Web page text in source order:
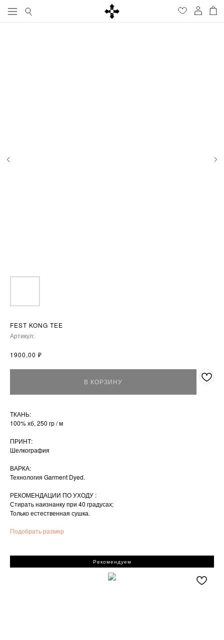
FEST KONG TEE
Артикул:
1900,00 ₽
В КОРЗИНУ
ТКАНЬ:
100% хб, 250 гр / м
ПРИНТ:
Шелкография
ВАРКА:
Технология Garment Dyed.
РЕКОМЕНДАЦИИ ПО УХОДУ :
Стирать наизнанку при 40 градусах;
Только естественная сушка.
Подобрать размер
Рекомендуем